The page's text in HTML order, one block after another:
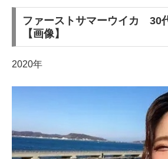
ファーストサマーウイカ
【画像】
2020年